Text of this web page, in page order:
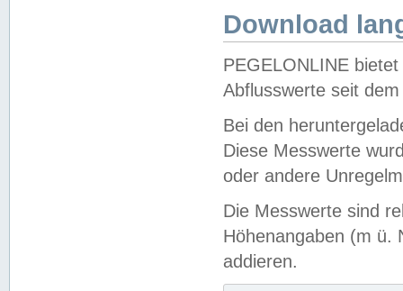
Download
PEGELONLINE
Abflusswerte seit
Bei den
Diese Messwerte
oder andere
Die Messwerte sind
Höhenangaben (m ü.
addieren.